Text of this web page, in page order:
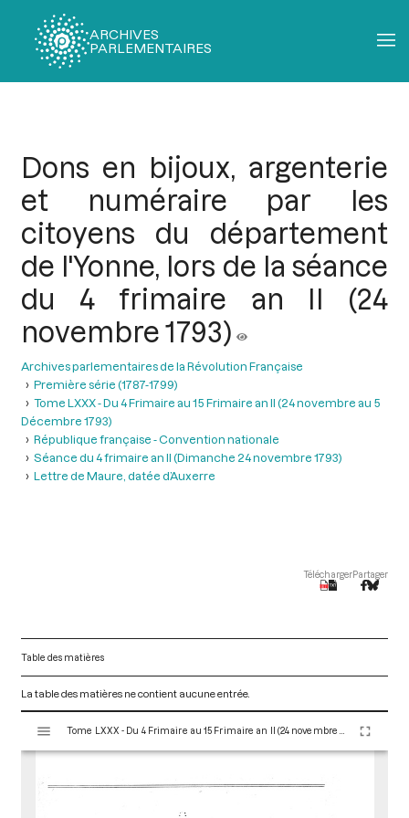
ARCHIVES
PARLEMENTAIRES
Dons en bijoux, argenterie
et numéraire par les
citoyens du département
de l'Yonne, lors de la séance
du 4 frimaire an II (24
novembre 1793)
Archives parlementaires de la Révolution Française
Première série (1787-1799)
Tome LXXX - Du 4 Frimaire au 15 Frimaire an II (24 novembre au 5
Décembre 1793)
République française - Convention nationale
Séance du 4 frimaire an II (Dimanche 24 novembre 1793)
Lettre de Maure, datée d’Auxerre
TéléchargerPartager
Table des matières
La table des matières ne contient aucune entrée.
s